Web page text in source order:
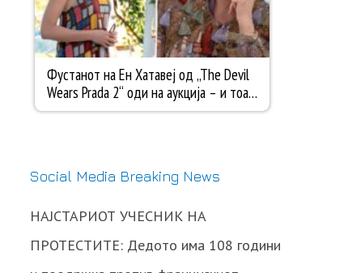
Social Media Breaking News
НАЈСТАРИОТ УЧЕСНИК НА
ПРОТЕСТИТЕ: Дедото има 108 години